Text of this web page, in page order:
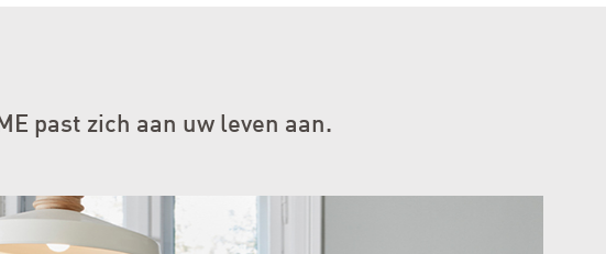
past zich aan uw leven aan.